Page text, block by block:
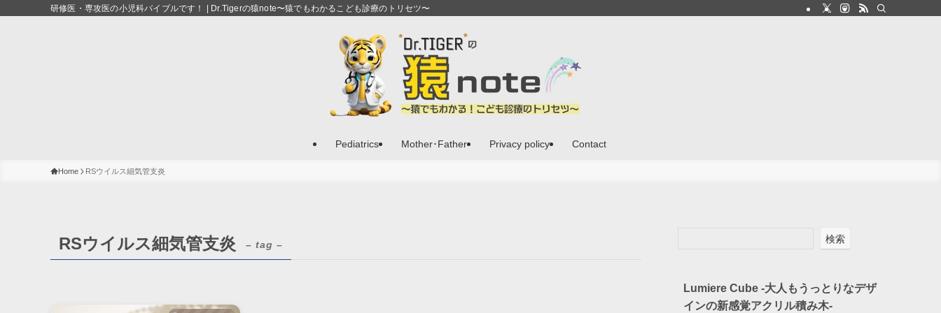
研修医・専攻医の小児科バイブルです！ | Dr.Tigerの猿note〜猿でもわかるこども診療のトリセツ〜
Pediatrics Mother･Father Privacy policy Contact
Home RSウイルス細気管支炎
RSウイルス細気管支炎 – tag –
検索
Lumiere Cube -大人もうっとりなデザ
インの新感覚アクリル積み木-